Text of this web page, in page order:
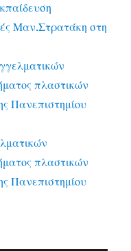
Μαν.Στρατάκη στη
πλαστικών
Πανεπιστημίου
πλαστικών
Πανεπιστημίου